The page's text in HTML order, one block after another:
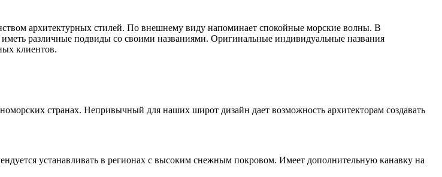
архитектурных стилей. По внешнему виду напоминает спокойные морские волны. В
различные подвиды со своими названиями. Оригинальные индивидуальные названия
клиентов.
странах. Непривычный для наших широт дизайн дает возможность архитекторам создавать
устанавливать в регионах с высоким снежным покровом. Имеет дополнительную канавку на